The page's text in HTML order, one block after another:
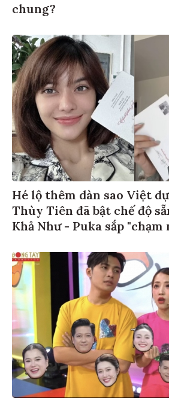
chung?
Hé lộ thêm dàn sao Việt
Thùy Tiên đã bật chế độ
Khả Như - Puka sắp "chạm